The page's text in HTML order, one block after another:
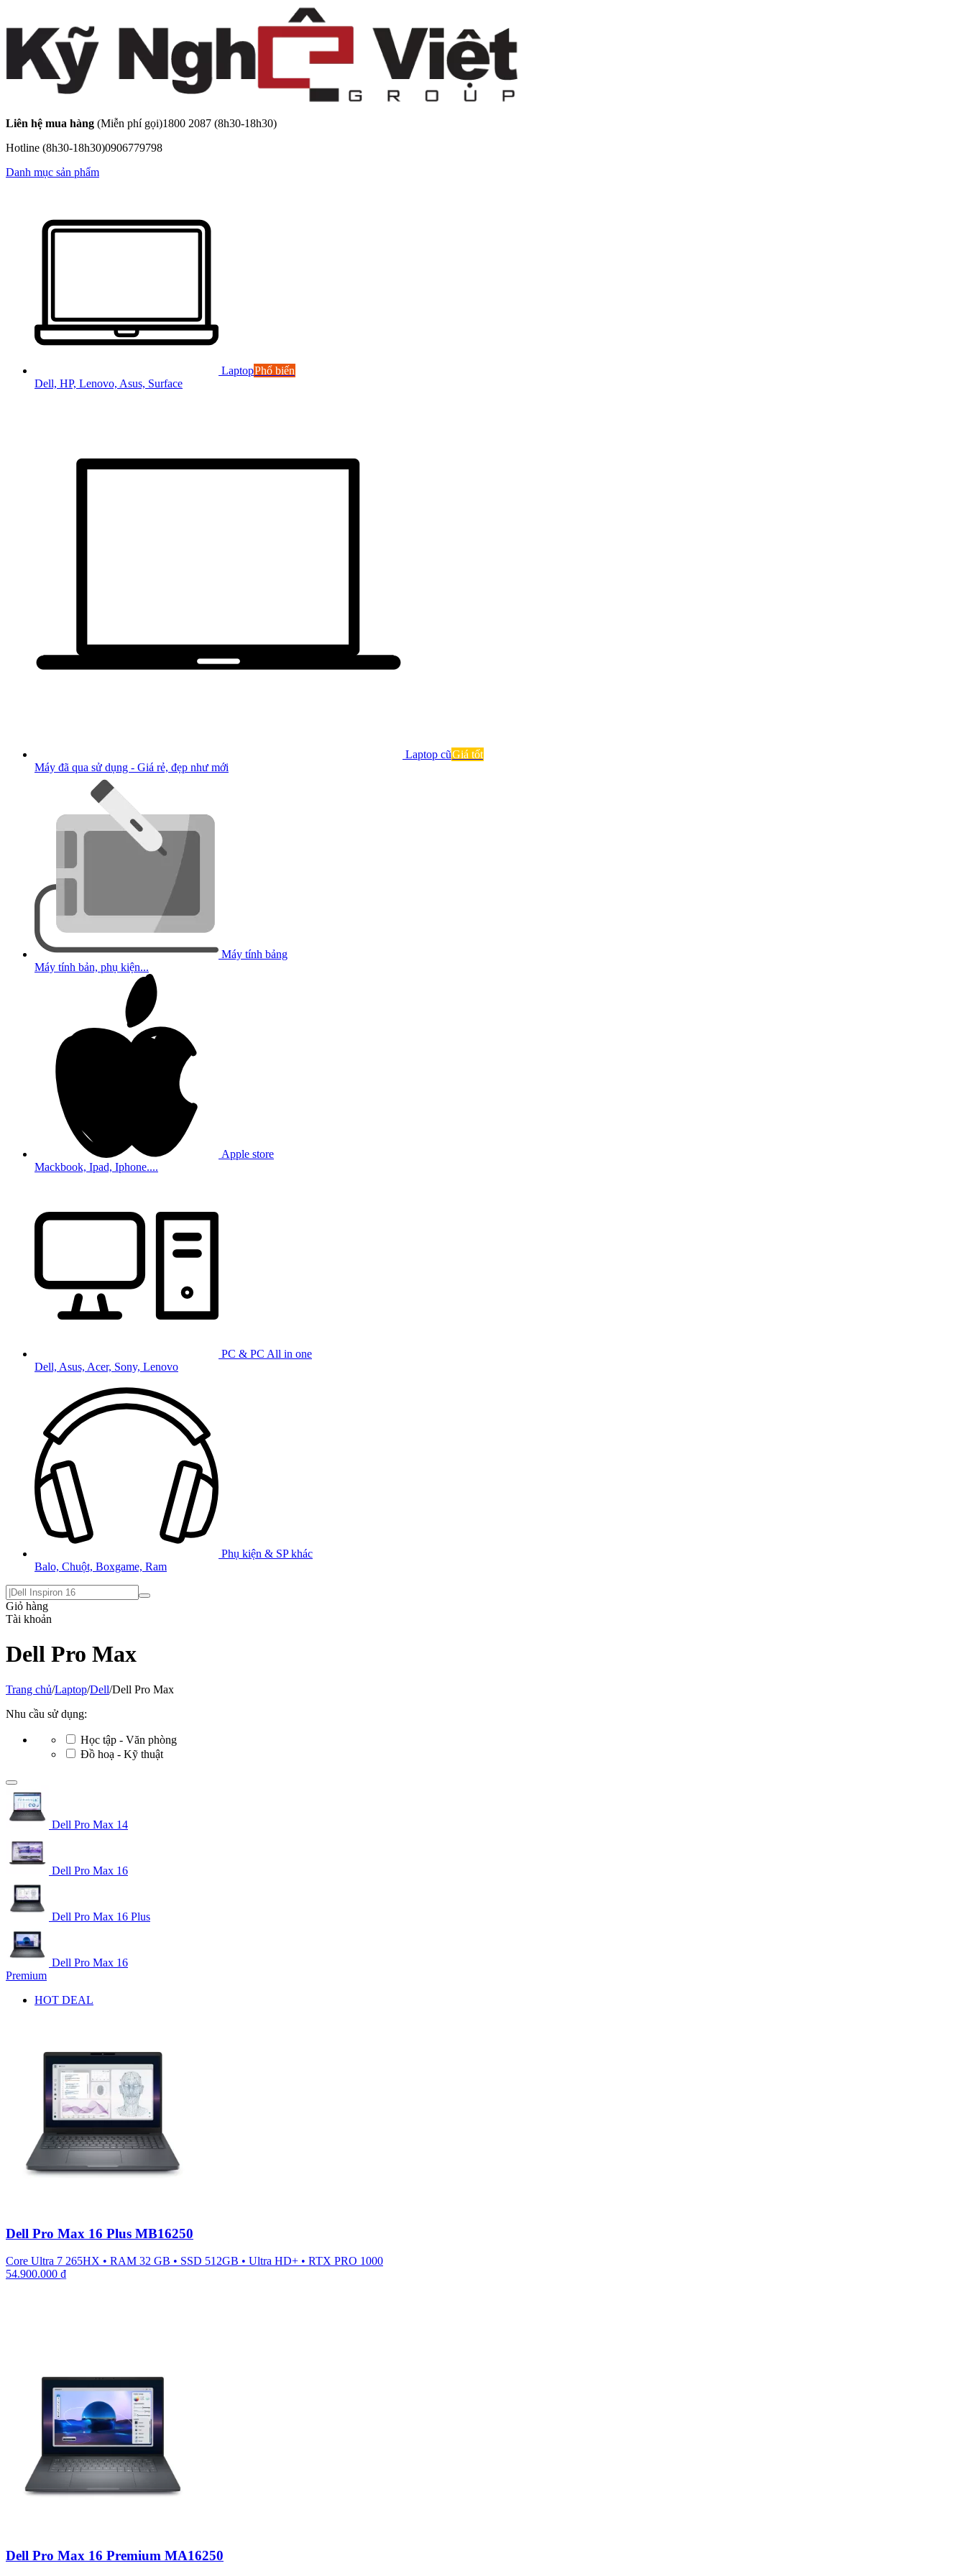
Liên hệ mua hàng (Miễn phí gọi)1800 2087 (8h30-18h30)
Hotline (8h30-18h30)0906779798
Danh mục sản phẩm
LaptopPhổ biến
Dell, HP, Lenovo, Asus, Surface
Laptop cũGiá tốt
Máy đã qua sử dụng - Giá rẻ, đẹp như mới
Máy tính bảng
Máy tính bản, phụ kiện...
Apple store
Mackbook, Ipad, Iphone....
PC & PC All in one
Dell, Asus, Acer, Sony, Lenovo
Phụ kiện & SP khác
Balo, Chuột, Boxgame, Ram
Giỏ hàng
Tài khoản
Dell Pro Max
Trang chủ/Laptop/Dell/Dell Pro Max
Nhu cầu sử dụng:
Học tập - Văn phòng
Đồ hoạ - Kỹ thuật
Dell Pro Max 14
Dell Pro Max 16
Dell Pro Max 16 Plus
Dell Pro Max 16
Premium
HOT DEAL
Dell Pro Max 16 Plus MB16250
Core Ultra 7 265HX • RAM 32 GB • SSD 512GB • Ultra HD+ • RTX PRO 1000
54.900.000 ₫
Dell Pro Max 16 Premium MA16250